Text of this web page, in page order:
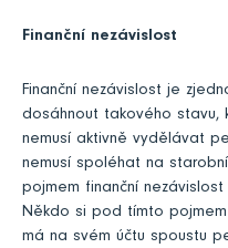
Finanční nezávislost
Finanční nezávislost je
dosáhnout takového stavu,
nemusí aktivně vydělávat
nemusí spoléhat na
pojmem finanční
Někdo si pod tímto
má na svém účtu spoustu